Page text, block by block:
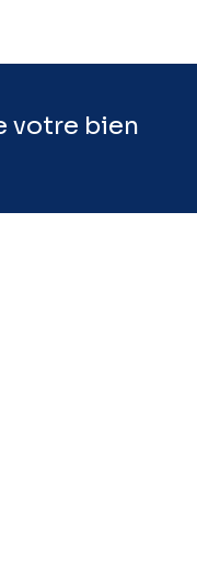
votre bien